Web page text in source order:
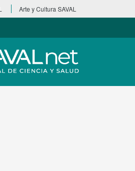
Arte y Cultura SAVAL